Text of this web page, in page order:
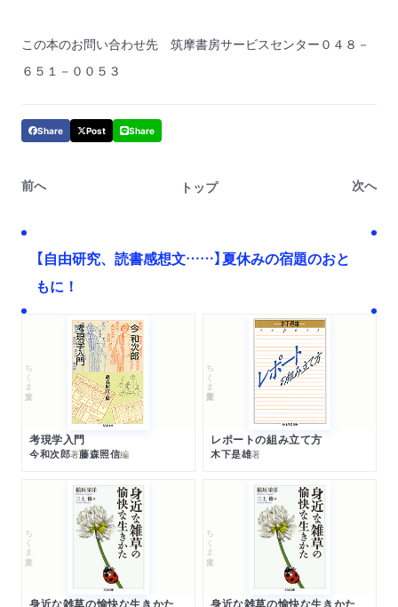
この本のお問い合わせ先 筑摩書房サービスセンター０４８－
６５１－００５３
Share Post Share
前へ トップ 次へ
【自由研究、読書感想文……】夏休みの宿題のおと
もに！
ちくま文庫
考現学入門
今和次郎著藤森照信編
ちくま学芸文庫
レポートの組み立て方
木下是雄著
ちくま文庫 ちくま文庫